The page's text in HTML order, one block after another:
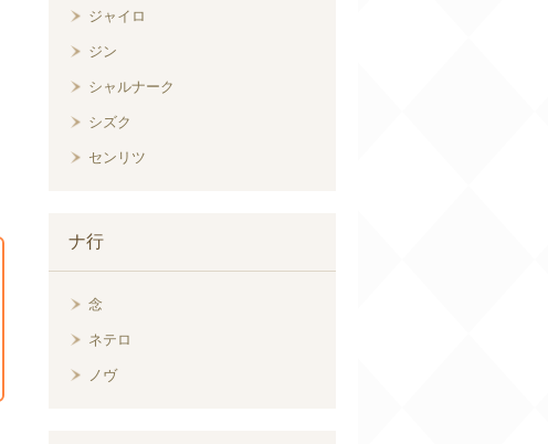
ジャイロ
ジン
シャルナーク
シズク
センリツ
ナ行
念
ネテロ
ノヴ